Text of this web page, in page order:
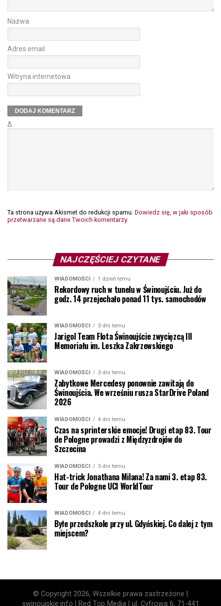
Nazwa
Adres email
Witryna internetowa
Δ
Ta strona używa Akismet do redukcji spamu. Dowiedz się, w jaki sposób
przetwarzane są dane Twoich komentarzy.
NAJCZĘŚCIEJ CZYTANE
WIADOMOŚCI 1 dzień temu
Rekordowy ruch w tunelu w Świnoujściu. Już do
godz. 14 przejechało ponad 11 tys. samochodów
WIADOMOŚCI 3 dni temu
Jarigol Team Flota Świnoujście zwycięzcą III
Memoriału im. Leszka Zakrzewskiego
WIADOMOŚCI 3 dni temu
Zabytkowe Mercedesy ponownie zawitają do
Świnoujścia. We wrześniu rusza StarDrive Poland
2026
WIADOMOŚCI 4 dni temu
Czas na sprinterskie emocje! Drugi etap 83. Tour
de Pologne prowadzi z Międzyzdrojów do
Szczecina
WIADOMOŚCI 3 dni temu
Hat-trick Jonathana Milana! Za nami 3. etap 83.
Tour de Pologne UCI WorldTour
WIADOMOŚCI 4 dni temu
Byłe przedszkole przy ul. Gdyńskiej. Co dalej z tym
miejscem?
© Copyright 2026, Wszelkie prawa zastrzeżone |
swinoujskie.info | Red Top Media | ul. Cyfrowa 6, 71-441